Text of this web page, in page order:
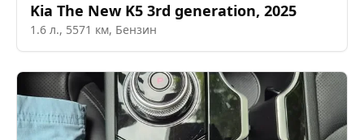
Kia The New K5 3rd generation, 2025
1.6 л., 5571 км, Бензин